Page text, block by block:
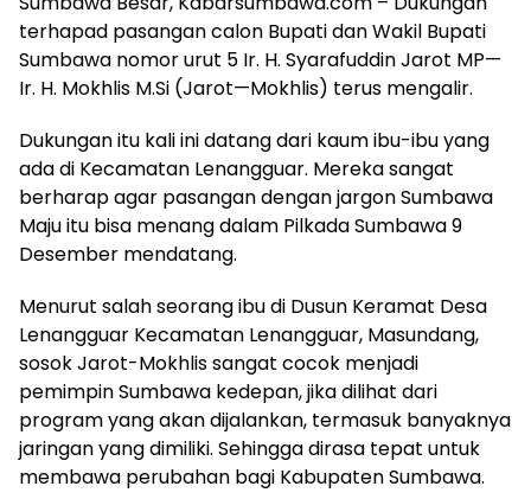
terhapad pasangan calon Bupati dan Wakil Bupati
Sumbawa nomor urut 5 Ir. H. Syarafuddin Jarot MP—
Ir. H. Mokhlis M.Si (Jarot—Mokhlis) terus mengalir.
Dukungan itu kali ini datang dari kaum ibu-ibu yang
ada di Kecamatan Lenangguar. Mereka sangat
berharap agar pasangan dengan jargon Sumbawa
Maju itu bisa menang dalam Pilkada Sumbawa 9
Desember mendatang.
Menurut salah seorang ibu di Dusun Keramat Desa
Lenangguar Kecamatan Lenangguar, Masundang,
sosok Jarot-Mokhlis sangat cocok menjadi
pemimpin Sumbawa kedepan, jika dilihat dari
program yang akan dijalankan, termasuk banyaknya
jaringan yang dimiliki. Sehingga dirasa tepat untuk
membawa perubahan bagi Kabupaten Sumbawa.